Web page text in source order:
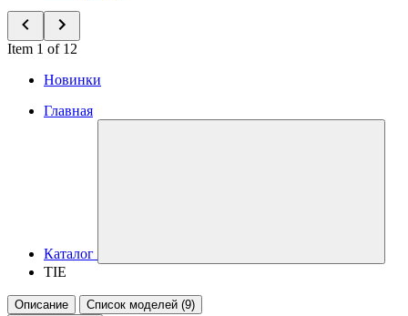
Item 1 of 12
Новинки
Главная
Каталог
TIE
Описание
Список моделей (9)